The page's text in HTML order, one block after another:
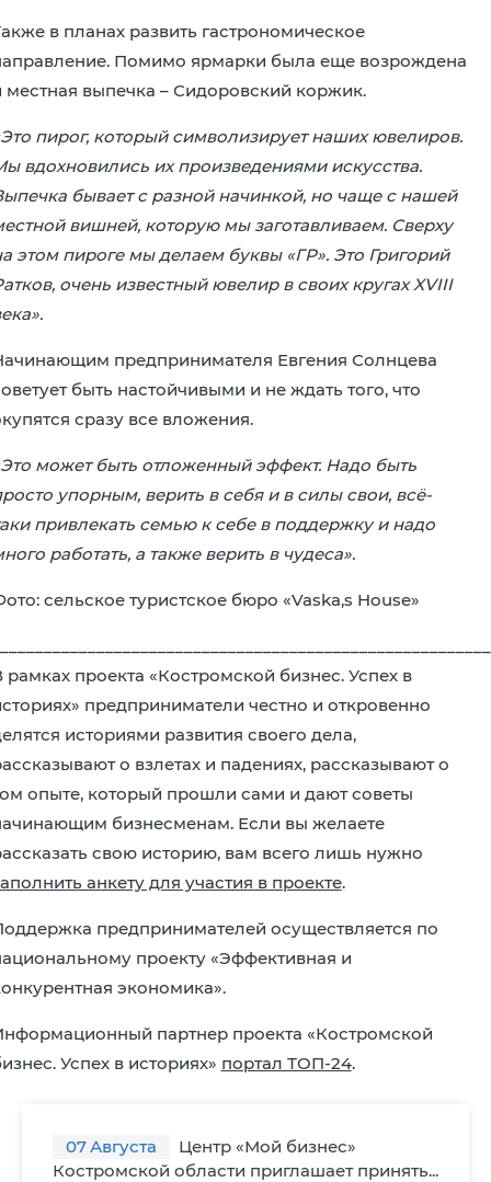
в планах развить гастрономическое
Помимо ярмарки была еще возрождена
местная выпечка – Сидоровский коржик.
пирог, который символизирует наших ювелиров.
вдохновились их произведениями искусства.
бывает с разной начинкой, но чаще с нашей
вишней, которую мы заготавливаем. Сверху
этом пироге мы делаем буквы «ГР». Это Григорий
очень известный ювелир в своих кругах XVIII
предпринимателя Евгения Солнцева
быть настойчивыми и не ждать того, что
сразу все вложения.
может быть отложенный эффект. Надо быть
упорным, верить в себя и в силы свои, всё-
привлекать семью к себе в поддержку и надо
работать, а также верить в чудеса».
сельское туристское бюро «Vaska,s House»
рамках проекта «Костромской бизнес. Успех в
предприниматели честно и откровенно
историями развития своего дела,
о взлетах и падениях, рассказывают о
опыте, который прошли сами и дают советы
бизнесменам. Если вы желаете
свою историю, вам всего лишь нужно
анкету для участия в проекте.
предпринимателей осуществляется по
проекту «Эффективная и
экономика».
партнер проекта «Костромской
Успех в историях» портал ТОП-24.
07Августа
Центр «Мой бизнес»
Костромской области приглашает принять...